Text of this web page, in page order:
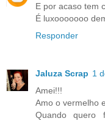
E por acaso tem
É luxooooooo
Responder
Jaluza Scrap 1
Amei!!!
Amo o vermelho
Quando quero